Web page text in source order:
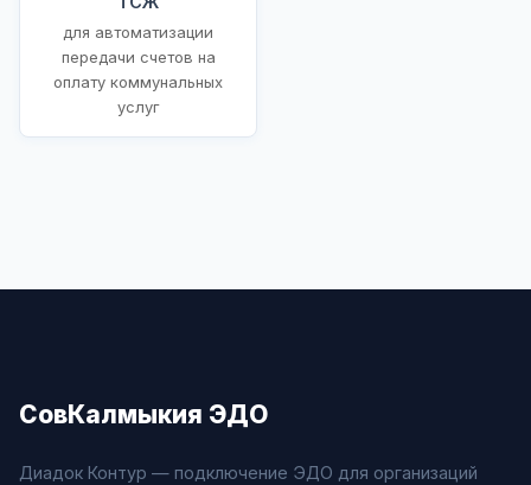
для автоматизации
передачи счетов на
оплату коммунальных
услуг
СовКалмыкия ЭДО
Диадок Контур — подключение ЭДО для организаций